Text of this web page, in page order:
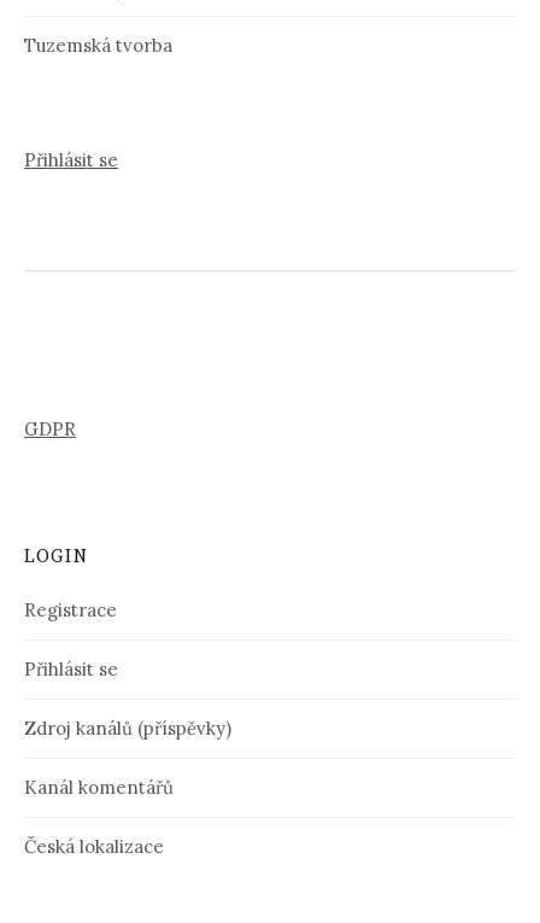
Tuzemská tvorba
Přihlásit se
GDPR
LOGIN
Registrace
Přihlásit se
Zdroj kanálů (příspěvky)
Kanál komentářů
Česká lokalizace